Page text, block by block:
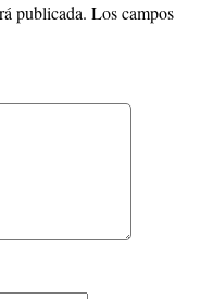
publicada. Los campos